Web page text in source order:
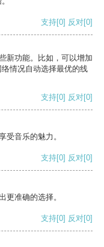
支持[0] 反对[0]
新功能。比如，可以增加
情况自动选择最优的线
支持[0] 反对[0]
受音乐的魅力。
支持[0] 反对[0]
更准确的选择。
支持[0] 反对[0]